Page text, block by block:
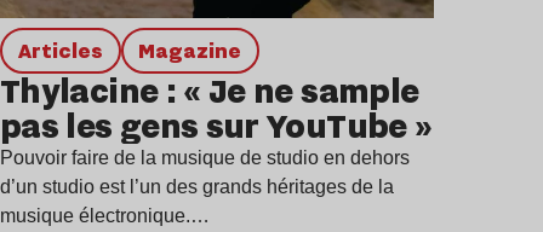
Articles magazine
Thylacine : « Je ne sample
pas les gens sur YouTube »
Pouvoir faire de la musique de studio en dehors
d’un studio est l’un des grands héritages de la
musique électronique.…